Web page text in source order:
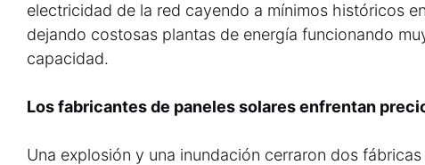
electricidad de la red cayendo a mínimos históricos
dejando costosas plantas de energía funcionando
capacidad.
Los fabricantes de paneles solares enfrentan
Una explosión y una inundación cerraron dos